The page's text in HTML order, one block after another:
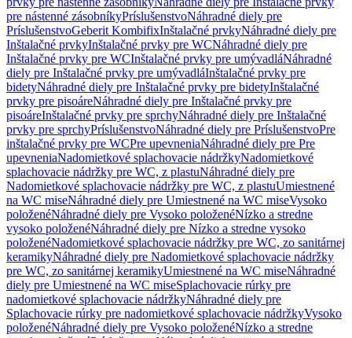
pre nástenné zásobníkyPríslušenstvoNáhradné diely pre
PríslušenstvoGeberit KombifixInštalačné prvkyNáhradné diely pre
Inštalačné prvkyInštalačné prvky pre WCNáhradné diely pre
Inštalačné prvky pre WCInštalačné prvky pre umývadláNáhradné
diely pre Inštalačné prvky pre umývadláInštalačné prvky pre
bidetyNáhradné diely pre Inštalačné prvky pre bidetyInštalačné
prvky pre pisoáreNáhradné diely pre Inštalačné prvky pre
pisoáreInštalačné prvky pre sprchyNáhradné diely pre Inštalačné
prvky pre sprchyPríslušenstvoNáhradné diely pre PríslušenstvoPre
inštalačné prvky pre WCPre upevneniaNáhradné diely pre Pre
upevneniaNadomietkové splachovacie nádržkyNadomietkové
splachovacie nádržky pre WC, z plastuNáhradné diely pre
Nadomietkové splachovacie nádržky pre WC, z plastuUmiestnené
na WC miseNáhradné diely pre Umiestnené na WC miseVysoko
položenéNáhradné diely pre Vysoko položenéNízko a stredne
vysoko položenéNáhradné diely pre Nízko a stredne vysoko
položenéNadomietkové splachovacie nádržky pre WC, zo sanitárnej
keramikyNáhradné diely pre Nadomietkové splachovacie nádržky
pre WC, zo sanitárnej keramikyUmiestnené na WC miseNáhradné
diely pre Umiestnené na WC miseSplachovacie rúrky pre
nadomietkové splachovacie nádržkyNáhradné diely pre
Splachovacie rúrky pre nadomietkové splachovacie nádržkyVysoko
položenéNáhradné diely pre Vysoko položenéNízko a stredne